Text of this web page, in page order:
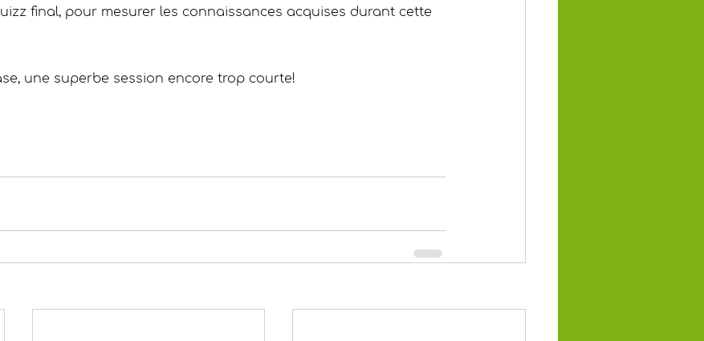
final, pour mesurer les connaissances acquises durant cette
une superbe session encore trop courte!